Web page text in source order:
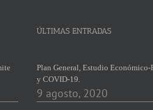
ÚLTIMAS ENTRADAS
Plan General, Estudio Económico-
y COVID-19.
9 agosto, 2020